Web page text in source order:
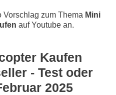
Vorschlag zum Thema Mini
auf Youtube an.
Kaufen
- Test oder
2025